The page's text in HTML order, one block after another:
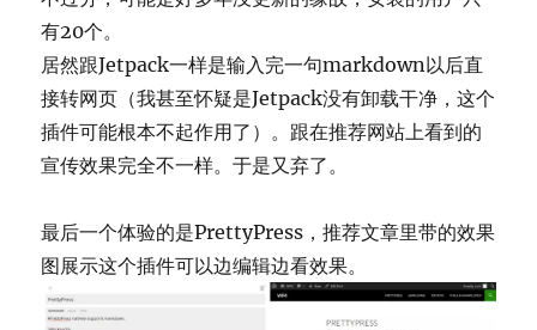
有20个。
居然跟Jetpack一样是输入完一句markdown以后直
接转网页（我甚至怀疑是Jetpack没有卸载干净，这个
插件可能根本不起作用了）。跟在推荐网站上看到的
宣传效果完全不一样。于是又弃了。
最后一个体验的是PrettyPress，推荐文章里带的效果
图展示这个插件可以边编辑边看效果。